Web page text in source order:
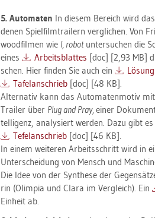
5. Au­to­ma­ten In die­sem Be­reich wird
de­nen Spiel­film­trai­lern ver­gli­chen. Von
wood­fil­men wie I, robot un­ter­su­chen die
eines
Ar­beits­blat­tes [doc] [2,93 MB]
schen. Hier fin­den Sie auch ein
Ta­fel­an­schrieb[doc] [48 KB].
Al­ter­na­tiv kann das Au­to­ma­ten­mo­tiv
Trai­ler über Plug and Pray,einer
tel­li­genz, ana­ly­siert wer­den. Dazu gibt es
Tefel­an­schrieb[doc] [46 KB].
In einem wei­te­ren Ar­beits­schritt wird in
Un­ter­schei­dung von Mensch und
Die Idee von der Syn­the­se der
rin (Olim­pia und Clara im Ver­gleich). Ein
Ein­heit ab.